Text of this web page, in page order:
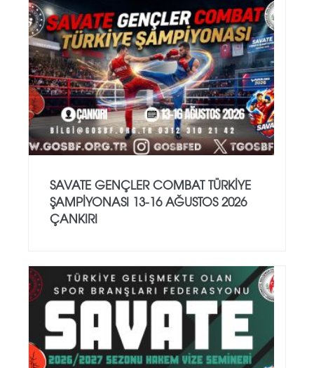
SAVATE GENÇLER COMBAT TÜRKİYE
ŞAMPİYONASI 13-16 AĞUSTOS 2026
ÇANKIRI